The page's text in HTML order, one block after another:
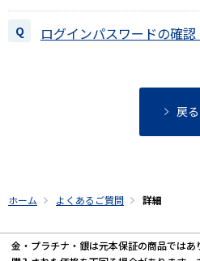
ログインパスワードの確
戻る
ホーム よくあるご質問 詳細
金・プラチナ・銀は元本保証の商品では